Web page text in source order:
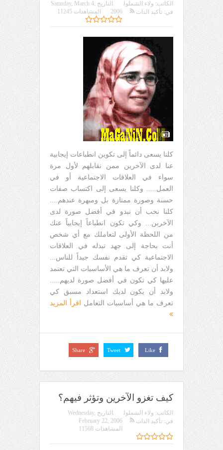
الكاتب: ولاء الشملول التاريخ Saturday, March 4,
2006
في: تأكيد الذات المشاهدات 11245
كلنا يسعى دائماً إلى تكوين انطباعات إيجابية
عنا لدى الآخرين ممن نقابلهم لأول مرة
سواء في العلاقات الاجتماعية أو في
العمل..... وكلنا يسعى إلى اكتساب صفات
حسنة وصورة ممتازة بل ومبهرة عندهم....
كلنا نحب أن نبدو في أفضل صورة لدى
الآخرين... وكي تكون انطباعاً إيجابياً عنك
من اللحظة الأولى لتعاملك مع أي شخص
أنت بحاجة إلى جهد تبذله في العلاقات
الاجتماعية كي تقدم نفسك جيداً للناس...
ولابد أن تعرف ما هي الأساسيات التي تعتمد
عليها كي تكون في أفضل صورة لديهم.....
ولابد أن يكون لديك استعداد مسبق كي
تعرف ما هي أساسيات التعامل
اقرأ المزيد
Like
Tweet
Share
كيف تغزو الآخرين وتؤثر فيهم؟
الكاتب: ولاء الشملول التاريخ Wednesday,
February 22, 2006
في: تأكيد الذات
المشاهدات 11568